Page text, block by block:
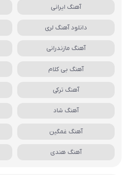
آهنگ ایرانی
دانلود آهنگ لری
آهنگ مازندرانی
آهنگ بی کلام
آهنگ ترکی
آهنگ شاد
آهنگ غمگین
آهنگ هندی